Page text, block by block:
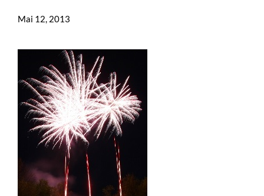
Mai 12, 2013